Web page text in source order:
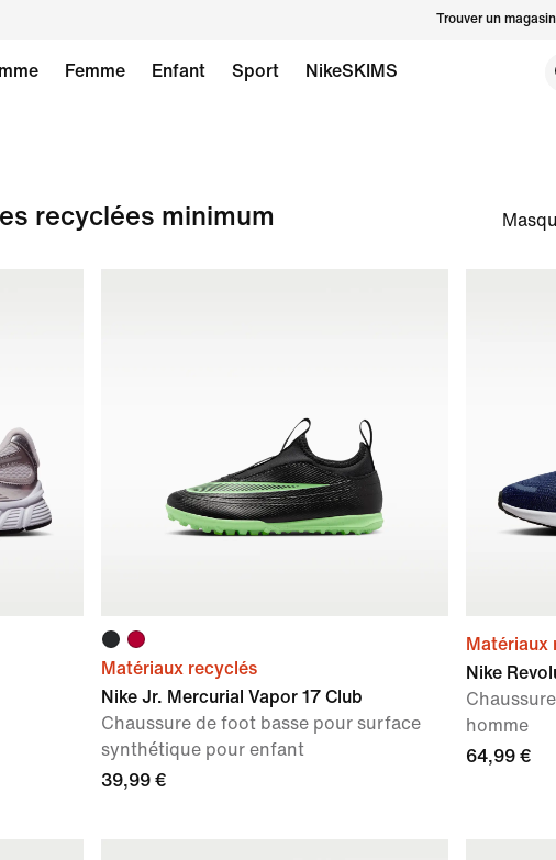
Trouver un magasin
Femme Enfant Sport NikeSKIMS
recyclées minimum
Matériaux recyclés
Nike Jr. Mercurial Vapor 17 Club
Chaussure de foot basse pour surface
synthétique pour enfant
39,99 €
Matériaux
Nike
homme
64,99 €